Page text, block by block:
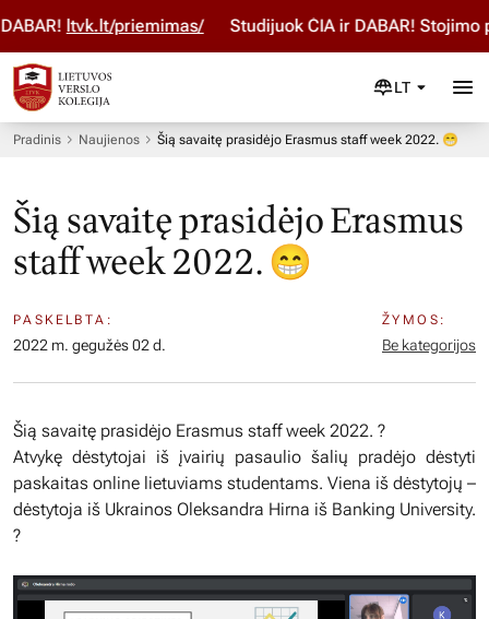
ltvk.lt/priemimas/ Studijuok ČIA ir DABAR! Stojimo
LT
Pradinis Naujienos Šią savaitę prasidėjo Erasmus staff week 2022. 😁
Šią savaitę prasidėjo Erasmus
staff week 2022. 😁
PASKELBTA:
2022 m. gegužės 02 d.
ŽYMOS:
Be kategorijos
Šią savaitę prasidėjo Erasmus staff week 2022. ?
Atvykę dėstytojai iš įvairių pasaulio šalių pradėjo dėstyti
paskaitas online lietuviams studentams. Viena iš dėstytojų –
dėstytoja iš Ukrainos Oleksandra Hirna iš Banking University.
?